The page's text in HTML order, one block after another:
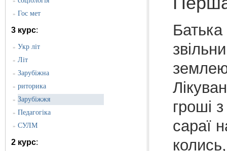
» Гос мет
3 курс:
» Укр літ
» Літ
» Зарубіжна
» риторика
» Зарубіжжя
» Педагогіка
» СУЛМ
2 курс:
Батька
гроші
сараї